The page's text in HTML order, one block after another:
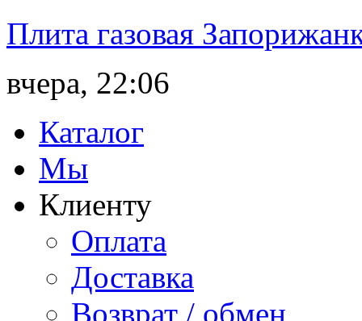
Плита газовая
вчера, 22:06
Каталог
Мы
Клиенту
Оплата
Доставка
Возврат / обмен